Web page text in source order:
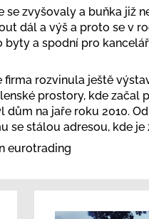
zvyšovaly a buňka již
dál a výš a proto se v
byty a spodní pro
firma rozvinula ještě
prostory, kde začal
na jaře roku 2010.
se stálou adresou, kde
eurotrading